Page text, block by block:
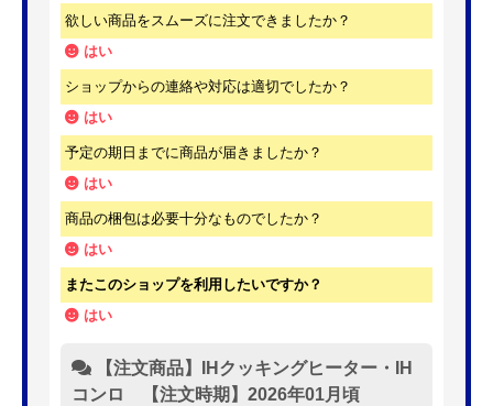
欲しい商品をスムーズに注文できましたか？
はい
ショップからの連絡や対応は適切でしたか？
はい
予定の期日までに商品が届きましたか？
はい
商品の梱包は必要十分なものでしたか？
はい
またこのショップを利用したいですか？
はい
【注文商品】IHクッキングヒーター・IH
コンロ 【注文時期】2026年01月頃